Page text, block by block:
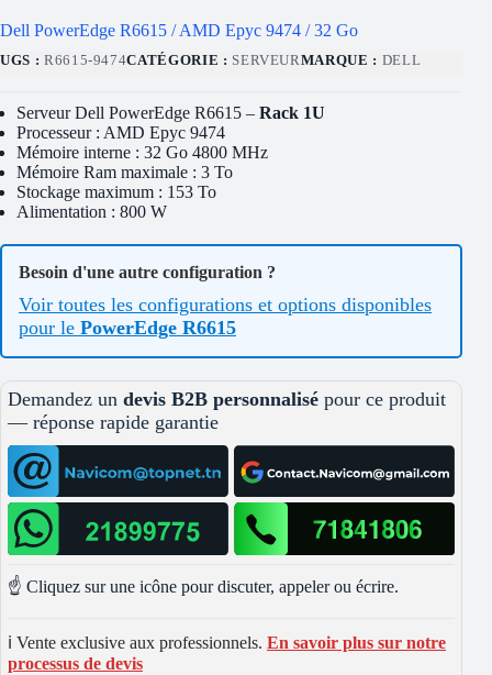
Dell PowerEdge R6615 / AMD Epyc 9474 / 32 Go
UGS : R6615-9474CATÉGORIE : SERVEURMARQUE : DELL
Serveur Dell PowerEdge R6615 – Rack 1U
Processeur : AMD Epyc 9474
Mémoire interne : 32 Go 4800 MHz
Mémoire Ram maximale : 3 To
Stockage maximum : 153 To
Alimentation : 800 W
Besoin d'une autre configuration ?
Voir toutes les configurations et options disponibles
pour le PowerEdge R6615
Demandez un devis B2B personnalisé pour ce produit
— réponse rapide garantie
☝️ Cliquez sur une icône pour discuter, appeler ou écrire.
ℹ️ Vente exclusive aux professionnels. En savoir plus sur notre
processus de devis